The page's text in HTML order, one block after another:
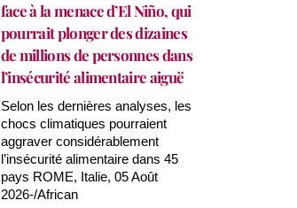
face à la menace d’El Niño, qui
pourrait plonger des dizaines
de millions de personnes dans
l’insécurité alimentaire aiguë
Selon les dernières analyses, les
chocs climatiques pourraient
aggraver considérablement
l’insécurité alimentaire dans 45
pays ROME, Italie, 05 Août
2026-/African